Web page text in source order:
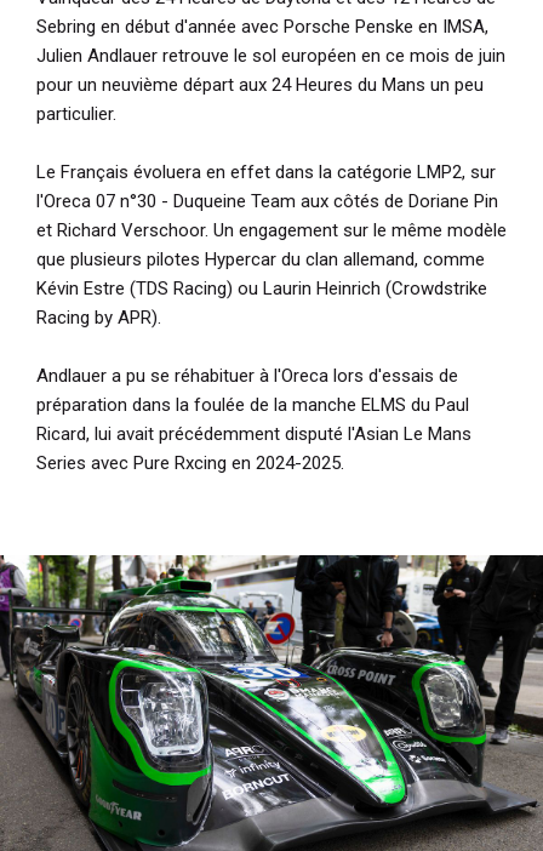
Sebring en début d'année avec Porsche Penske en IMSA,
Julien Andlauer retrouve le sol européen en ce mois de juin
pour un neuvième départ aux 24 Heures du Mans un peu
particulier.
Le Français évoluera en effet dans la catégorie LMP2, sur
l'Oreca 07 n°30 - Duqueine Team aux côtés de Doriane Pin
et Richard Verschoor. Un engagement sur le même modèle
que plusieurs pilotes Hypercar du clan allemand, comme
Kévin Estre (TDS Racing) ou Laurin Heinrich (Crowdstrike
Racing by APR).
Andlauer a pu se réhabituer à l'Oreca lors d'essais de
préparation dans la foulée de la manche ELMS du Paul
Ricard, lui avait précédemment disputé l'Asian Le Mans
Series avec Pure Rxcing en 2024-2025.